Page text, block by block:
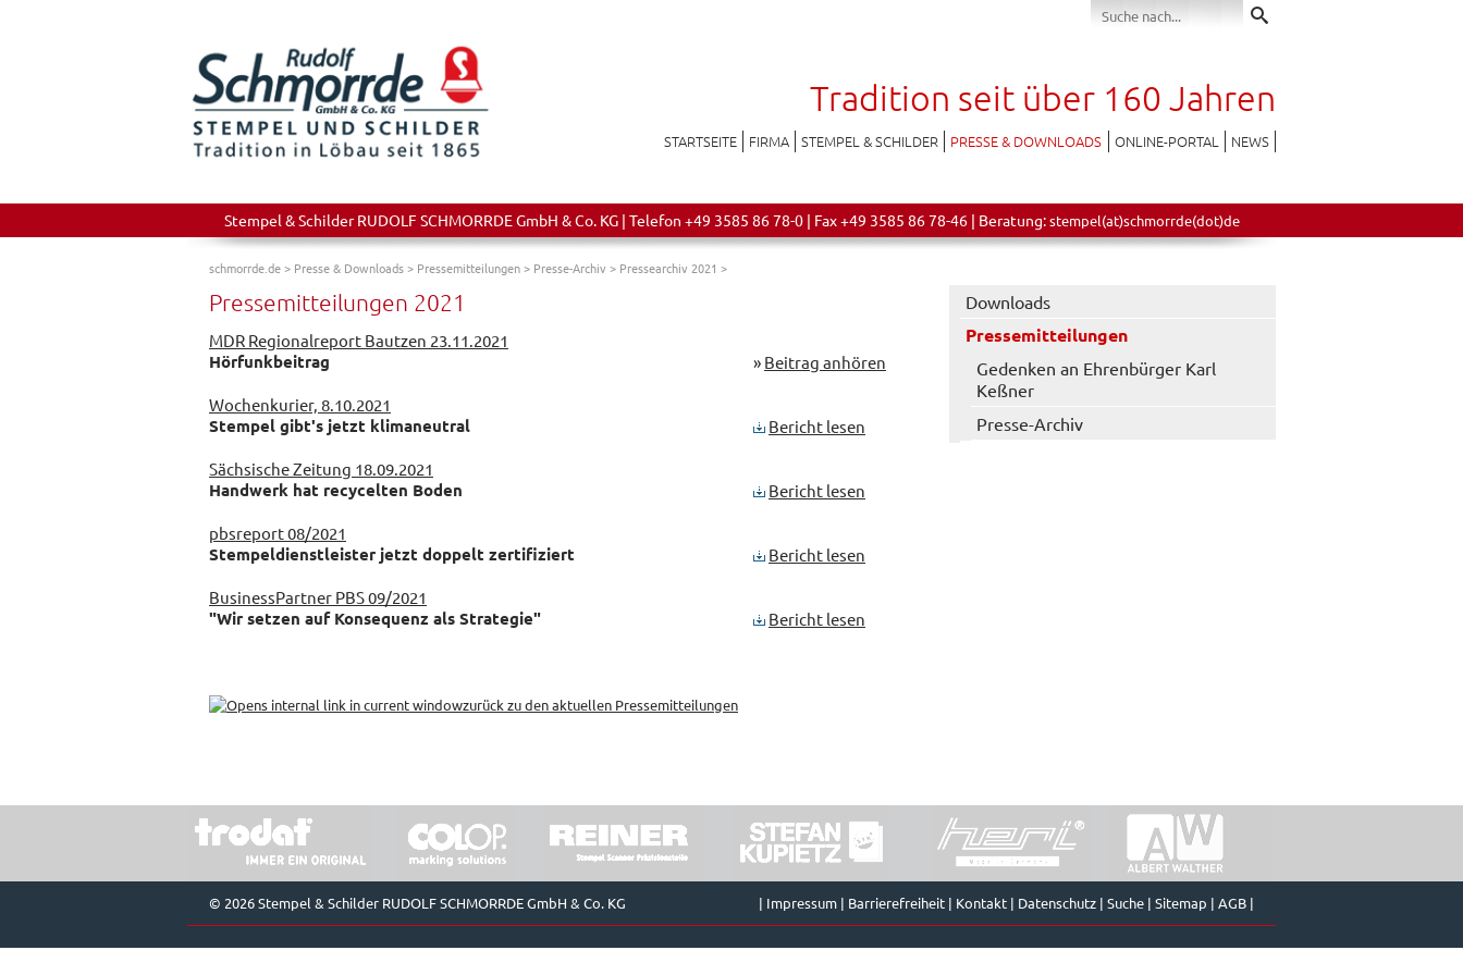
Tradition seit über 160 Jahren
STARTSEITE FIRMA STEMPEL & SCHILDER PRESSE & DOWNLOADS ONLINE-PORTAL NEWS
Stempel & Schilder RUDOLF SCHMORRDE GmbH & Co. KG | Telefon +49 3585 86 78-0 | Fax +49 3585 86 78-46 | Beratung:stempel(at)schmorrde(dot)de
schmorrde.de> Presse & Downloads> Pressemitteilungen> Presse-Archiv > Pressearchiv 2021 >
Pressemitteilungen 2021
MDR Regionalreport Bautzen 23.11.2021
Hörfunkbeitrag » Beitrag anhören
Wochenkurier, 8.10.2021
Stempel gibt's jetzt klimaneutral Bericht lesen
Sächsische Zeitung 18.09.2021
Handwerk hat recycelten Boden Bericht lesen
pbsreport 08/2021
Stempeldienstleister jetzt doppelt zertifiziert Bericht lesen
BusinessPartner PBS 09/2021
"Wir setzen auf Konsequenz als Strategie" Bericht lesen
zurück zu den aktuellen Pressemitteilungen
Downloads
Pressemitteilungen
Gedenken an Ehrenbürger Karl
Keßner
Presse-Archiv
© 2026 Stempel & Schilder RUDOLF SCHMORRDE GmbH & Co. KG | Impressum | Barrierefreiheit | Kontakt | Datenschutz | Suche | Sitemap | AGB |